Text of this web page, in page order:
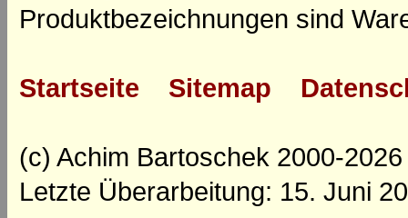
Produktbezeichnungen sind
Startseite Sitemap
(c) Achim Bartoschek 2000-2026
Letzte Überarbeitung: 15. Juni